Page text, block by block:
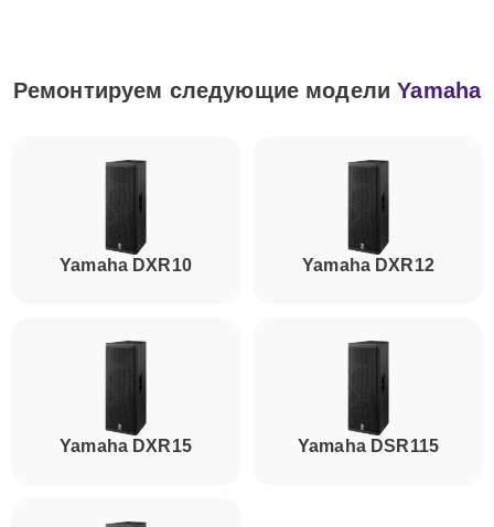
Ремонтируем следующие моделиYamaha
Yamaha DXR10 Yamaha DXR12
Yamaha DXR15 Yamaha DSR115